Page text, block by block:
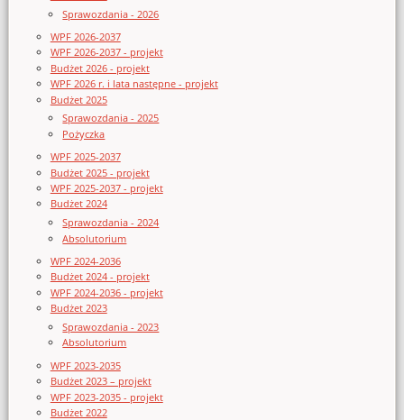
Sprawozdania - 2026
WPF 2026-2037
WPF 2026-2037 - projekt
Budżet 2026 - projekt
WPF 2026 r. i lata następne - projekt
Budżet 2025
Sprawozdania - 2025
Pożyczka
WPF 2025-2037
Budżet 2025 - projekt
WPF 2025-2037 - projekt
Budżet 2024
Sprawozdania - 2024
Absolutorium
WPF 2024-2036
Budżet 2024 - projekt
WPF 2024-2036 - projekt
Budżet 2023
Sprawozdania - 2023
Absolutorium
WPF 2023-2035
Budżet 2023 – projekt
WPF 2023-2035 - projekt
Budżet 2022